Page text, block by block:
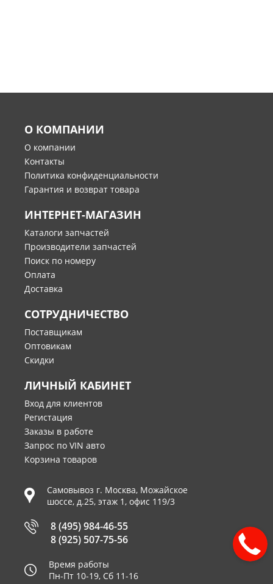
О КОМПАНИИ
О компании
Контакты
Политика конфиденциальности
Гарантия и возврат товара
ИНТЕРНЕТ-МАГАЗИН
Каталоги запчастей
Производители запчастей
Поиск по номеру
Оплата
Доставка
СОТРУДНИЧЕСТВО
Поставщикам
Оптовикам
Скидки
ЛИЧНЫЙ КАБИНЕТ
Вход для клиентов
Регистация
Заказы в работе
Запрос по VIN авто
Корзина товаров
Самовывоз г. Москва, Можайское
шоссе, д.25, этаж 1, офис 119/3
8 (495) 984-46-55
8 (925) 507-75-56
Время работы
Пн-Пт 10-19, Сб 11-16